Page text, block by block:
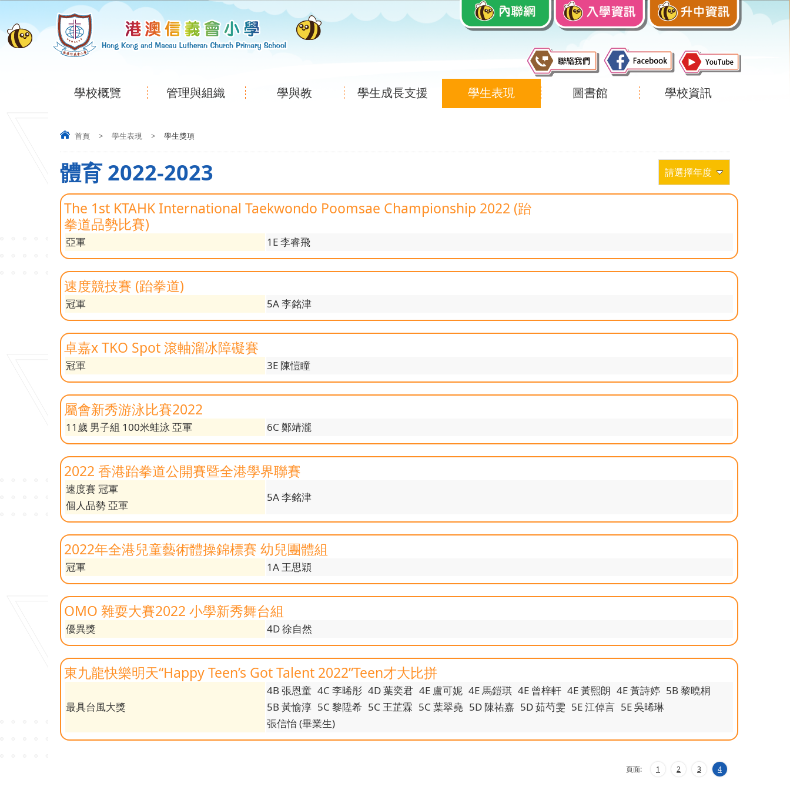
學校概覽 管理與組織 學與教 學生成長支援 學生表現 圖書館 學校資訊
首頁 > 學生表現 > 學生獎項
請選擇年度
體育 2022-2023
The 1st KTAHK International Taekwondo Poomsae Championship 2022 (跆
拳道品勢比賽)
亞軍 1E 李睿飛
速度競技賽 (跆拳道)
冠軍 5A 李銘津
卓嘉x TKO Spot 滾軸溜冰障礙賽
冠軍 3E 陳愷瞳
屬會新秀游泳比賽2022
11歲 男子組 100米蛙泳 亞軍 6C 鄭靖瀧
2022 香港跆拳道公開賽暨全港學界聯賽
速度賽 冠軍
個人品勢 亞軍
5A 李銘津
2022年全港兒童藝術體操錦標賽 幼兒團體組
冠軍 1A 王思穎
OMO 雜耍大賽2022 小學新秀舞台組
優異獎 4D 徐自然
東九龍快樂明天“Happy Teen’s Got Talent 2022”Teen才大比拼
最具台風大獎
4B 張恩童 4C 李晞彤 4D 葉奕君 4E 盧可妮 4E 馬鎧琪 4E 曾梓軒 4E 黃熙朗 4E 黃詩婷 5B 黎曉桐
5B 黃愉淳 5C 黎陞希 5C 王芷霖 5C 葉翠堯 5D 陳祐嘉 5D 茹芍雯 5E 江倬言 5E 吳晞琳
張信怡 (畢業生)
頁面: 1 2 3 4